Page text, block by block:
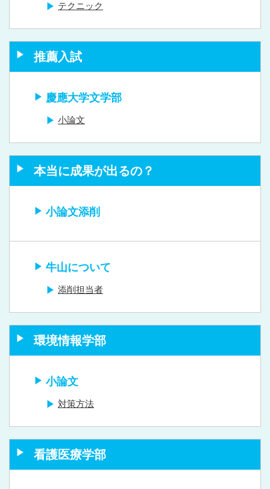
テクニック
推薦入試
慶應大学文学部
小論文
本当に成果が出るの？
小論文添削
牛山について
添削担当者
環境情報学部
小論文
対策方法
看護医療学部